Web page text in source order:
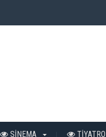
SİNEMA TİYATRO